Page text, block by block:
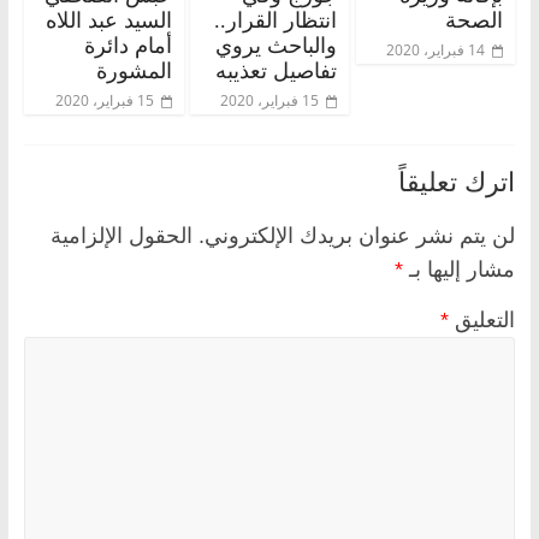
الصحة
14 فبراير، 2020
انتظار القرار..
والباحث يروي
تفاصيل تعذيبه
15 فبراير، 2020
السيد عبد اللاه
أمام دائرة
المشورة
15 فبراير، 2020
اترك تعليقاً
لن يتم نشر عنوان بريدك الإلكتروني. الحقول الإلزامية
مشار إليها بـ *
التعليق *